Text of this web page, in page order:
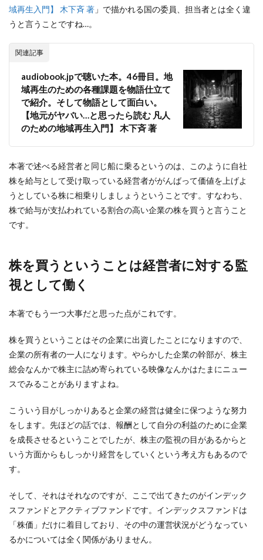
域再生入門】 木下斉 著 」で描かれる国の委員、担当者とは全く違
うと言うことですね…。
関連記事
audiobook.jpで聴いた本。46冊目。地
域再生のための各種課題を物語仕立て
で紹介。そして物語として面白い。
【地元がヤバい…と思ったら読む 凡人
のための地域再生入門】 木下斉 著
本著で述べる経営者と同じ船に乗るというのは、このように自社
株を給与として受け取っている経営者ががんばって価値を上げよ
うとしている株に相乗りしましょうということです。すなわち、
株で給与が支払われている割合の高い企業の株を買うと言うこと
です。
株を買うということは経営者に対する監
視として働く
本著でもう一つ大事だと思った点がこれです。
株を買うということはその企業に出資したことになりますので、
企業の所有者の一人になります。やらかした企業の幹部が、株主
総会なんかで株主に詰め寄られている映像なんかはたまにニュー
スでみることがありますよね。
こういう目がしっかりあると企業の経営は健全に保つような努力
をします。先ほどの話では、報酬として自分の利益のために企業
を成長させるということでしたが、株主の監視の目があるからと
いう方面からもしっかり経営をしていくという考え方もあるので
す。
そして、それはそれなのですが、ここで出てきたのがインデック
スファンドとアクティブファンドです。インデックスファンドは
「株価」だけに着目しており、その中の運営状況がどうなってい
るかについては全く関係がありません。